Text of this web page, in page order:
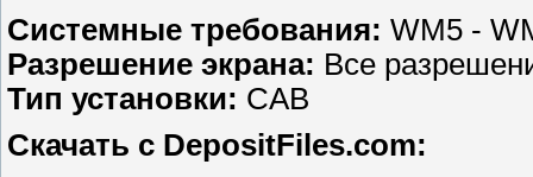
Системные требования: WM5 -
Разрешение экрана: Все
Тип установки: CAB
Скачать с DepositFiles.com: